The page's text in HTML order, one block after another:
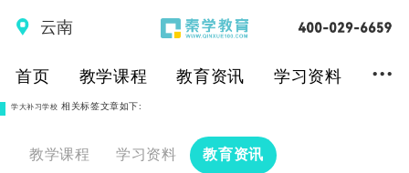
云南
首页 教学课程 教育资讯 学习资料 ...
学大补习学校 相关标签文章如下:
教学课程 学习资料 教育资讯